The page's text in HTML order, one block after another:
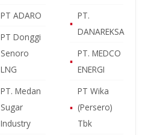
PT ADARO
PT Donggi
Senoro
LNG
PT. Medan
Sugar
Industry
▪
PT.
DANAREKSA
▪
PT. MEDCO
ENERGI
▪
PT Wika
(Persero)
Tbk